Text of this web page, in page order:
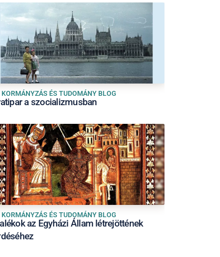
KORMÁNYZÁS ÉS TUDOMÁNY BLOG
a szocializmusban
KORMÁNYZÁS ÉS TUDOMÁNY BLOG
az Egyházi Állam létrejöttének